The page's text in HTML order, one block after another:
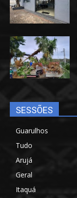
SESSÕES
Guarulhos
Tudo
Arujá
Geral
Itaquá